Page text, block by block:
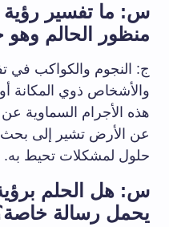
س: ما تفسير رؤية
منظور الحالم
ج: النجوم والكواكب في
والأشخاص ذوي المكانة
هذه الأجرام السماوية
عن الأرض تشير إلى بحث
حلول لمشكلات تحيط به.
س: هل الحلم
يحمل رسالة